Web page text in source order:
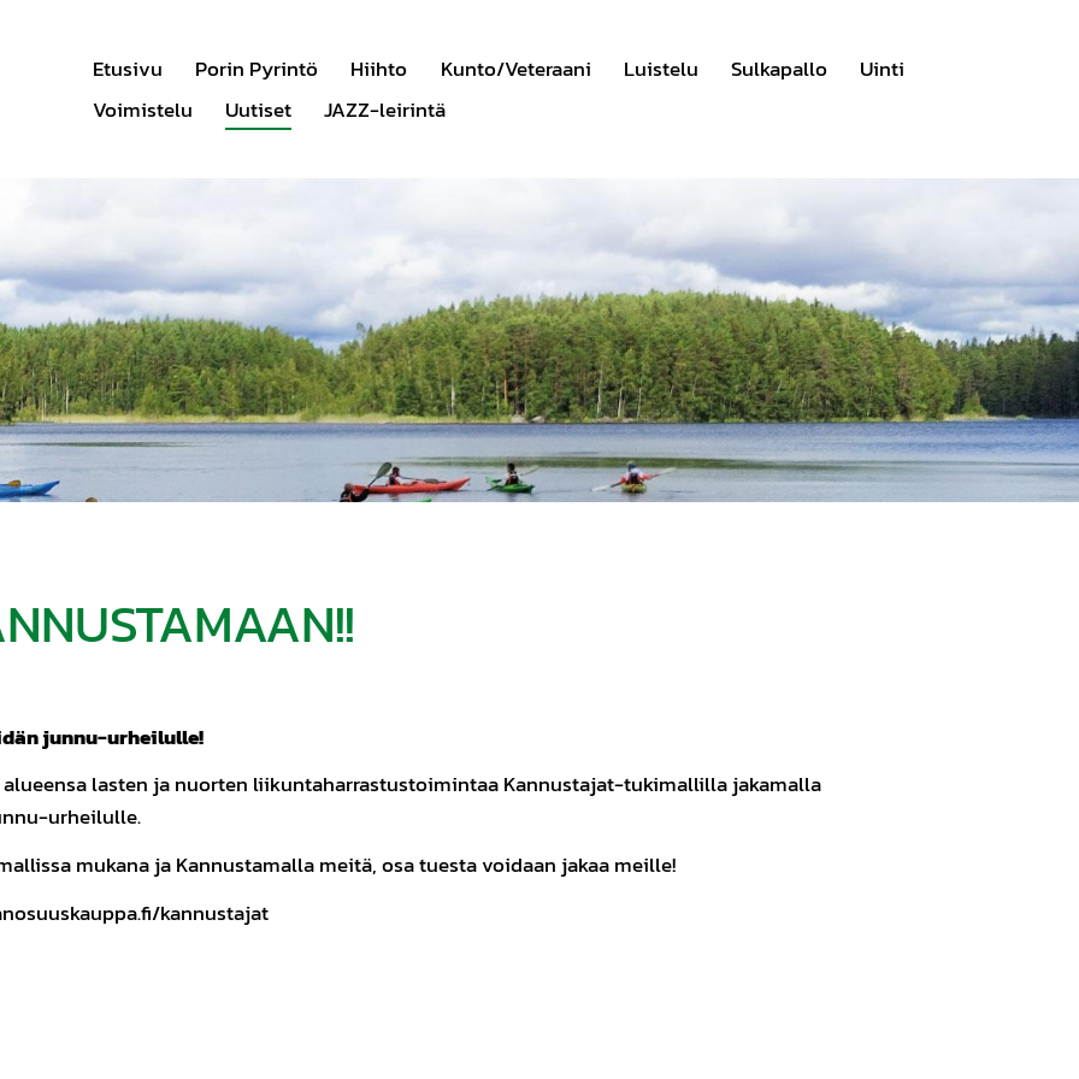
Etusivu Porin Pyrintö Hiihto Kunto/Veteraani Luistelu Sulkapallo
Uinti
Voimistelu
Uutiset JAZZ-leirintä
junnu-urheilulle!
alueensa lasten ja nuorten liikuntaharrastustoimintaa Kannustajat-tukimallilla jakamalla
urheilulle.
mukana ja Kannustamalla meitä, osa tuesta voidaan jakaa meille!
kannustajat